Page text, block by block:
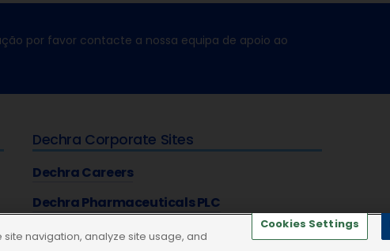
por favor contacte a nossa equipa de apoio ao
Dechra Corporate Sites
Dechra Careers
Dechra Pharmaceuticals PLC
navigation, analyze site usage, and
Cookies Settings